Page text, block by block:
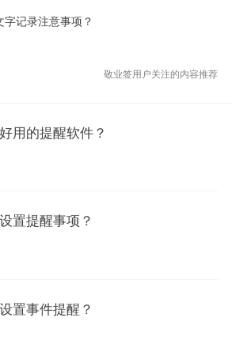
字记录注意事项？
敬业签用户关注的内容推荐
用的提醒软件？
置提醒事项？
置事件提醒？